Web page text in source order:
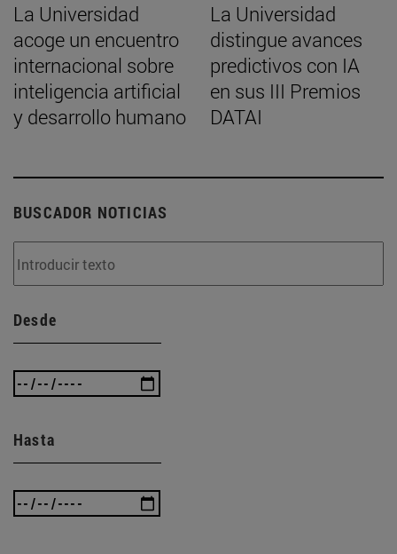
La Universidad
acoge un encuentro
internacional sobre
inteligencia artificial
y desarrollo humano
La Universidad
distingue avances
predictivos con IA
en sus III Premios
DATAI
BUSCADOR NOTICIAS
Desde
Hasta